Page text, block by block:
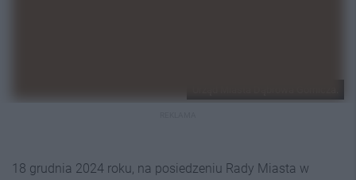
18 grudnia 2024 roku, na posiedzeniu Rady Miasta w